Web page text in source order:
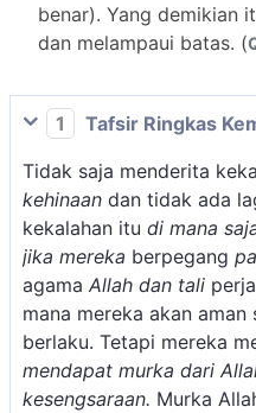
benar). Yang demikian
dan melampaui batas. (
1
Tafsir Ringkas
Tidak saja menderita
kehinaan dan tidak ada
kekalahan itu di mana
jika mereka berpegang
agama Allah dan tali
mana mereka akan
berlaku. Tetapi mereka
mendapat murka dari
kesengsaraan. Murka